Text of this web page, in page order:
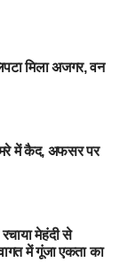
मिला अजगर, वन
में कैद, अफसर पर
मेहंदी से
में गूंजा एकता का